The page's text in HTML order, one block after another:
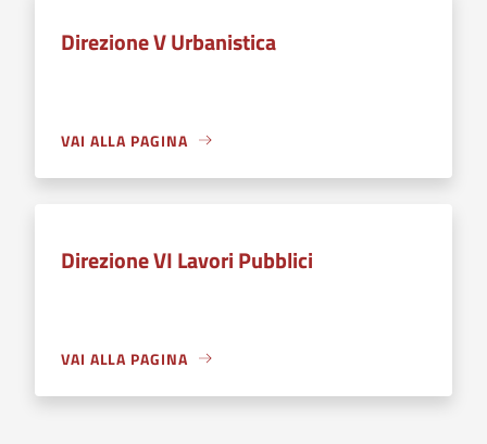
Direzione V Urbanistica
VAI ALLA PAGINA
Direzione VI Lavori Pubblici
VAI ALLA PAGINA